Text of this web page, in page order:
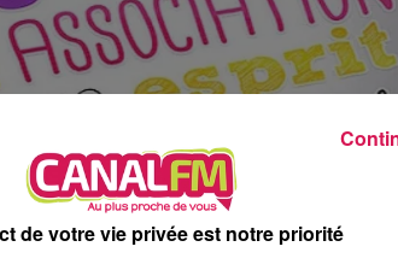
22h00 - 0h00
La ligne des Auditeurs, la redif
de votre vie privée est notre priorité